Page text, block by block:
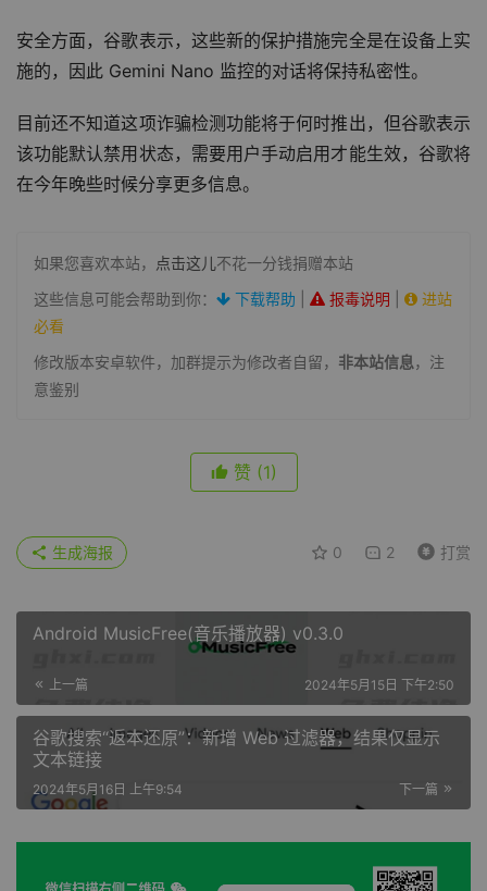
安全方面，谷歌表示，这些新的保护措施完全是在设备上实
施的，因此 Gemini Nano 监控的对话将保持私密性。
目前还不知道这项诈骗检测功能将于何时推出，但谷歌表示
该功能默认禁用状态，需要用户手动启用才能生效，谷歌将
在今年晚些时候分享更多信息。
如果您喜欢本站， 点击这儿不花一分钱捐赠本站
这些信息可能会帮助到你：
下载帮助 报毒说明
进站
必看
修改版本安卓软件，加群提示为修改者自留， 非本站信息，注
意鉴别
赞 (1)
0 2 打赏
生成海报
Android MusicFree(音乐播放器) v0.3.0
上一篇 2024年5月15日 下午2:50
谷歌搜索“返本还原”：新增 Web 过滤器，结果仅显示
文本链接
下一篇
2024年5月16日 上午9:54